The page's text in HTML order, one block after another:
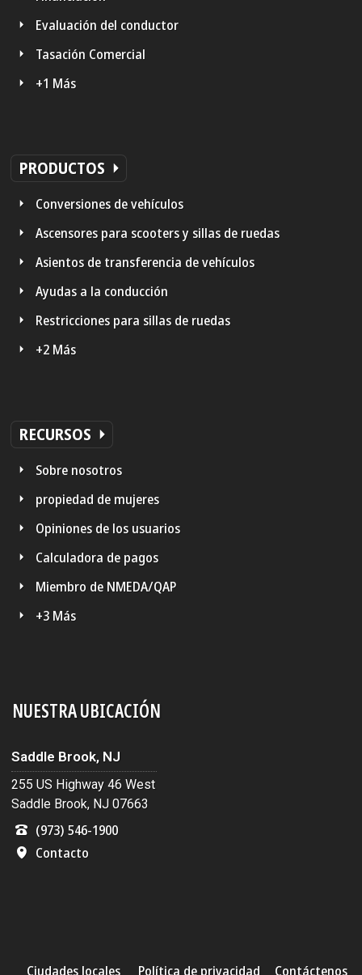
Evaluación del conductor
Tasación Comercial
+1 Más
PRODUCTOS
Conversiones de vehículos
Ascensores para scooters y sillas de ruedas
Asientos de transferencia de vehículos
Ayudas a la conducción
Restricciones para sillas de ruedas
+2 Más
RECURSOS
Sobre nosotros
propiedad de mujeres
Opiniones de los usuarios
Calculadora de pagos
Miembro de NMEDA/QAP
+3 Más
NUESTRA UBICACIÓN
Saddle Brook, NJ
255 US Highway 46 West
Saddle Brook, NJ 07663
(973) 546-1900
Contacto
Ciudades locales Política de privacidad Contáctenos